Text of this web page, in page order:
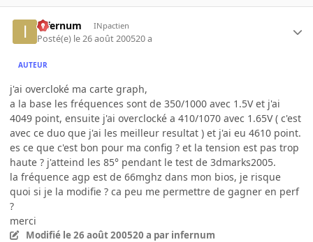
infernum INpactien
Posté(e) le 26 août 200520 a
AUTEUR
j'ai overcloké ma carte graph,
a la base les fréquences sont de 350/1000 avec 1.5V et j'ai
4049 point, ensuite j'ai overclocké a 410/1070 avec 1.65V ( c'est
avec ce duo que j'ai les meilleur resultat ) et j'ai eu 4610 point.
es ce que c'est bon pour ma config ? et la tension est pas trop
haute ? j'atteind les 85° pendant le test de 3dmarks2005.
la fréquence agp est de 66mghz dans mon bios, je risque
quoi si je la modifie ? ca peu me permettre de gagner en perf
?
merci
Modifié le 26 août 200520 a par infernum